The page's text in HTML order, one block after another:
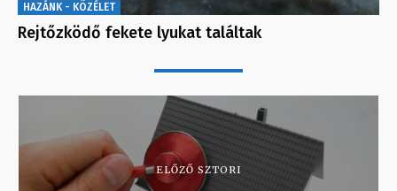
HAZÁNK - KÖZÉLET
Rejtőzködő fekete lyukat találtak
ELŐZŐ SZTORI